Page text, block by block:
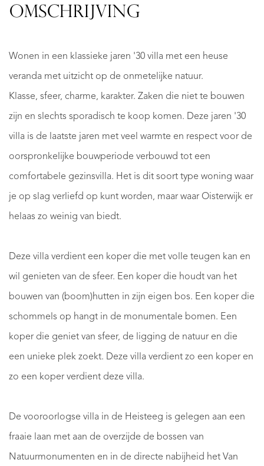
OMSCHRIJVING
Wonen in een klassieke jaren '30 villa met een heuse
veranda met uitzicht op de onmetelijke natuur.
Klasse, sfeer, charme, karakter. Zaken die niet te bouwen
zijn en slechts sporadisch te koop komen. Deze jaren '30
villa is de laatste jaren met veel warmte en respect voor de
oorspronkelijke bouwperiode verbouwd tot een
comfortabele gezinsvilla. Het is dit soort type woning waar
je op slag verliefd op kunt worden, maar waar Oisterwijk er
helaas zo weinig van biedt.
Deze villa verdient een koper die met volle teugen kan en
wil genieten van de sfeer. Een koper die houdt van het
bouwen van (boom)hutten in zijn eigen bos. Een koper die
schommels op hangt in de monumentale bomen. Een
koper die geniet van sfeer, de ligging de natuur en die
een unieke plek zoekt. Deze villa verdient zo een koper en
zo een koper verdient deze villa.
De vooroorlogse villa in de Heisteeg is gelegen aan een
fraaie laan met aan de overzijde de bossen van
Natuurmonumenten en in de directe nabijheid het Van